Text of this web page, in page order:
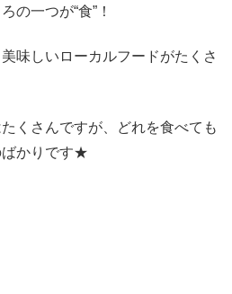
の一つが“食”！
味しいローカルフードがたくさ
くさんですが、どれを食べても
ばかりです★